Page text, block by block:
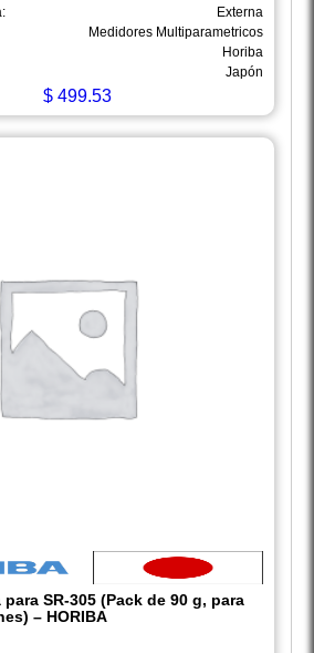
Externa
Medidores Multiparametricos
Horiba
Japón
$ 499.53
SR-305 (Pack de 90 g, para
– HORIBA